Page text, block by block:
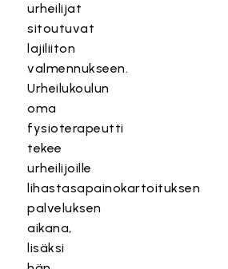
urheilijat
sitoutuvat
lajiliiton
valmennukseen.
Urheilukoulun
oma
fysioterapeutti
tekee
urheilijoille
lihastasapainokartoituksen
palveluksen
aikana,
lisäksi